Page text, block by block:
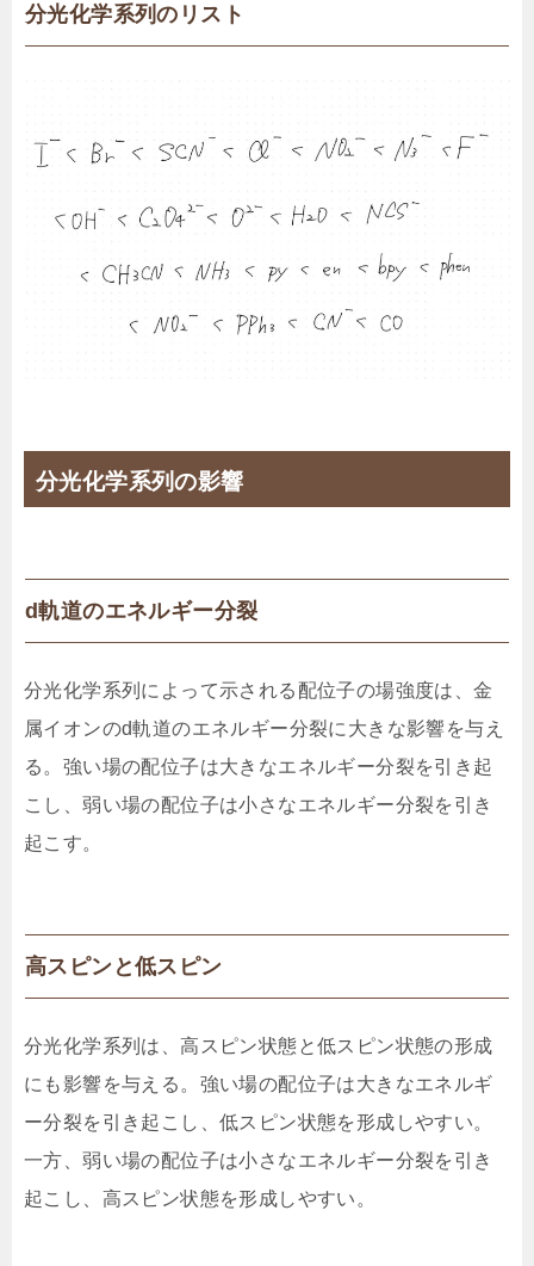
分光化学系列のリスト
分光化学系列の影響
d軌道のエネルギー分裂
分光化学系列によって示される配位子の場強度は、金
属イオンのd軌道のエネルギー分裂に大きな影響を与え
る。強い場の配位子は大きなエネルギー分裂を引き起
こし、弱い場の配位子は小さなエネルギー分裂を引き
起こす。
高スピンと低スピン
分光化学系列は、高スピン状態と低スピン状態の形成
にも影響を与える。強い場の配位子は大きなエネルギ
ー分裂を引き起こし、低スピン状態を形成しやすい。
一方、弱い場の配位子は小さなエネルギー分裂を引き
起こし、高スピン状態を形成しやすい。